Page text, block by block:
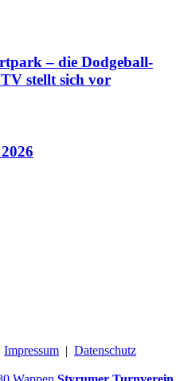
– die Dodgeball-
stellt sich vor
Impressum | Datenschutz